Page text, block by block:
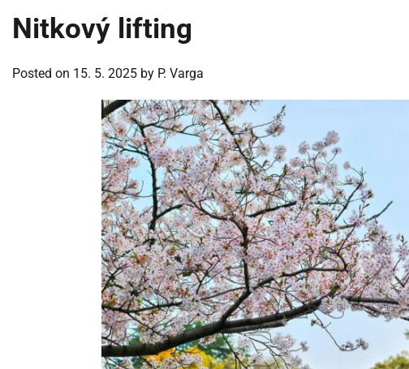
Nitkový lifting
Posted on 15. 5. 2025 by P. Varga